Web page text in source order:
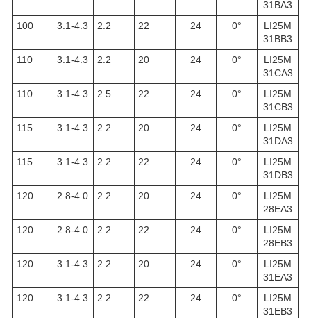
31BA3
100
3.1-4.3 2.2 22 24 0°
LI25M
31BB3
110
3.1-4.3 2.2 20 24 0°
LI25M
31CA3
110
3.1-4.3 2.5 22 24 0°
LI25M
31CB3
115
3.1-4.3 2.2 20 24 0°
LI25M
31DA3
115
3.1-4.3 2.2 22 24 0°
LI25M
31DB3
120
2.8-4.0 2.2 20 24 0°
LI25M
28EA3
120
2.8-4.0 2.2 22 24 0°
LI25M
28EB3
120
3.1-4.3 2.2 20 24 0°
LI25M
31EA3
120
3.1-4.3 2.2 22 24 0°
LI25M
31EB3